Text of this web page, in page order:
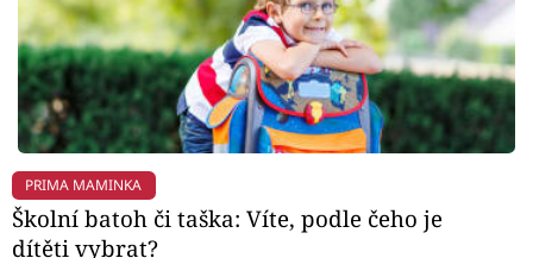
Přihlášení
Sledujte nás
PRIMA MAMINKA
Školní batoh či taška: Víte, podle čeho je
dítěti vybrat?